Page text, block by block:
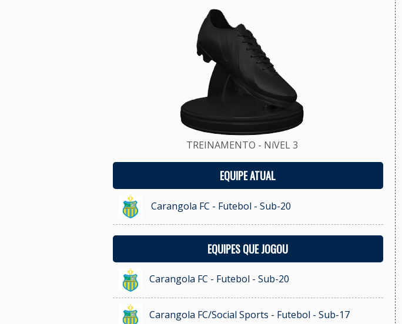
TREINAMENTO - NíVEL 3
EQUIPE ATUAL
Carangola FC - Futebol - Sub-20
EQUIPES QUE JOGOU
Carangola FC - Futebol - Sub-20
Carangola FC/Social Sports - Futebol - Sub-17